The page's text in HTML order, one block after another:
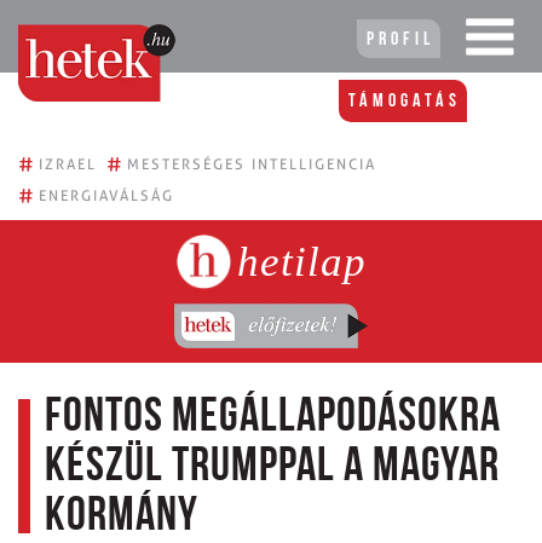
Profil
Támogatás
# IZRAEL # MESTERSÉGES INTELLIGENCIA
# ENERGIAVÁLSÁG
hetilap
Fontos megállapodásokra
készül Trumppal a magyar
kormány